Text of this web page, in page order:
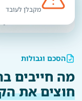
הסכם וגבולות
מה חייבים
חוצים את
מקבלן לעובד